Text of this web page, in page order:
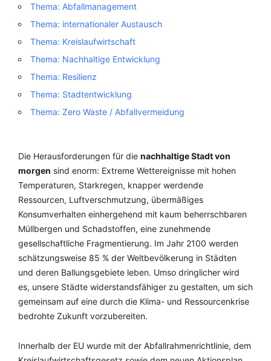
Thema: Abfallmanagement
Thema: internationaler Austausch
Thema: Kreislaufwirtschaft
Thema: Nachhaltige Entwicklung
Thema: Resilienz
Thema: Stadtentwicklung
Thema: Zero Waste / Abfallvermeidung
Die Herausforderungen für die nachhaltige Stadt von
morgen sind enorm: Extreme Wettereignisse mit hohen
Temperaturen, Starkregen, knapper werdende
Ressourcen, Luftverschmutzung, übermäßiges
Konsumverhalten einhergehend mit kaum beherrschbaren
Müllbergen und Schadstoffen, eine zunehmende
gesellschaftliche Fragmentierung. Im Jahr 2100 werden
schätzungsweise 85 % der Weltbevölkerung in Städten
und deren Ballungsgebiete leben. Umso dringlicher wird
es, unsere Städte widerstandsfähiger zu gestalten, um sich
gemeinsam auf eine durch die Klima- und Ressourcenkrise
bedrohte Zukunft vorzubereiten.
Innerhalb der EU wurde mit der Abfallrahmenrichtlinie, dem